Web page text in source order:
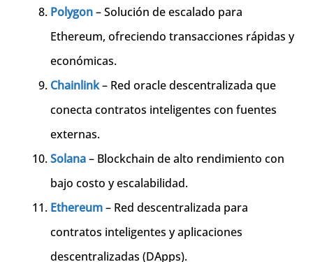
Polygon– Solución de escalado para
Ethereum, ofreciendo transacciones rápidas y
económicas.
Chainlink– Red oracle descentralizada que
conecta contratos inteligentes con fuentes
externas.
Solana– Blockchain de alto rendimiento con
bajo costo y escalabilidad.
Ethereum– Red descentralizada para
contratos inteligentes y aplicaciones
descentralizadas (DApps).